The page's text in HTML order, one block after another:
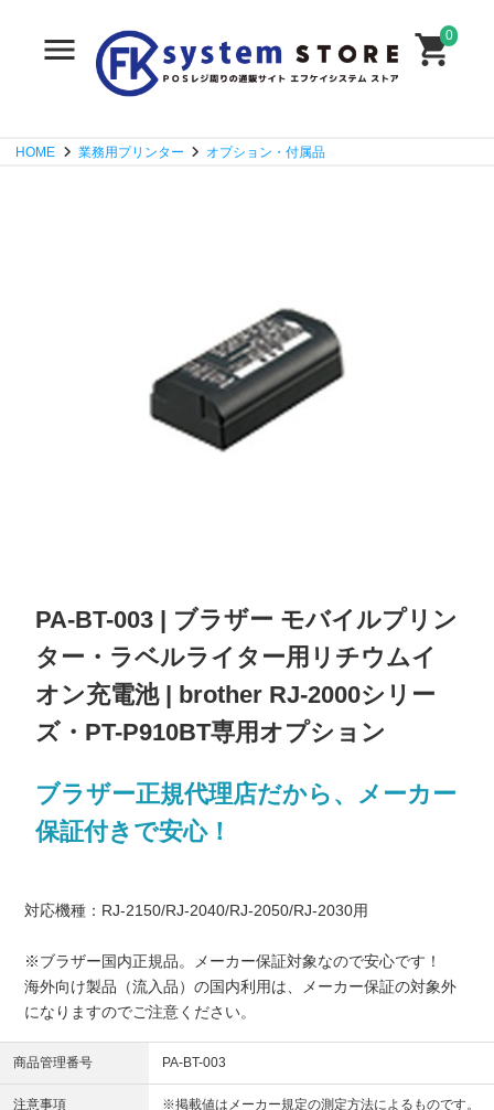
0
HOME 業務用プリンター オプション・付属品
PA-BT-003 | ブラザー モバイルプリン
ター・ラベルライター用リチウムイ
オン充電池 | brother RJ-2000シリー
ズ・PT-P910BT専用オプション
ブラザー正規代理店だから、メーカー
保証付きで安心！
対応機種：RJ-2150/RJ-2040/RJ-2050/RJ-2030用
※ブラザー国内正規品。メーカー保証対象なので安心です！
海外向け製品（流入品）の国内利用は、メーカー保証の対象外
になりますのでご注意ください。
商品管理番号 PA-BT-003
注意事項
※掲載値はメーカー規定の測定方法によるものです。